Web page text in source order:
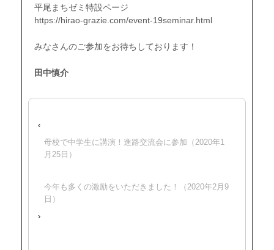
平尾まちゼミ特設ページ
https://hirao-grazie.com/event-19seminar.html
みなさんのご参加をお待ちしております！
田中慎介
‹
母校で中学生に講演！進路交流会に参加（2020年1
月25日）
今年も多くの激励をいただきました！（2020年2月9
日）
›